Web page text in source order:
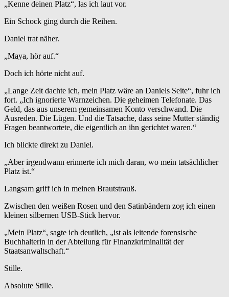
„Kenne deinen Platz“, las ich laut vor.
Ein Schock ging durch die Reihen.
Daniel trat näher.
„Maya, hör auf.“
Doch ich hörte nicht auf.
„Lange Zeit dachte ich, mein Platz wäre an Daniels Seite“, fuhr ich
fort. „Ich ignorierte Warnzeichen. Die geheimen Telefonate. Das
Geld, das aus unserem gemeinsamen Konto verschwand. Die
Ausreden. Die Lügen. Und die Tatsache, dass seine Mutter ständig
Fragen beantwortete, die eigentlich an ihn gerichtet waren.“
Ich blickte direkt zu Daniel.
„Aber irgendwann erinnerte ich mich daran, wo mein tatsächlicher
Platz ist.“
Langsam griff ich in meinen Brautstrauß.
Zwischen den weißen Rosen und den Satinbändern zog ich einen
kleinen silbernen USB-Stick hervor.
„Mein Platz“, sagte ich deutlich, „ist als leitende forensische
Buchhalterin in der Abteilung für Finanzkriminalität der
Staatsanwaltschaft.“
Stille.
Absolute Stille.